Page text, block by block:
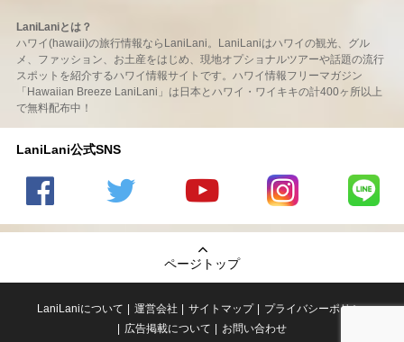
LaniLaniとは？
ハワイ(hawaii)の旅行情報ならLaniLani。LaniLaniはハワイの観光、グル
メ、ファッション、お土産をはじめ、現地オプショナルツアーや話題の流行
スポットを紹介するハワイ情報サイトです。ハワイ情報フリーマガジン
「Hawaiian Breeze LaniLani」は日本とハワイ・ワイキキの計400ヶ所以上
で無料配布中！
LaniLani公式SNS
の
のtwitter
の
Youtube
チャンネ
LaniLani
LaniLani
ページトップ
LaniLaniについて 運営会社 サイトマップ
プライバシーポリシー
広告掲載について
お問い合わせ